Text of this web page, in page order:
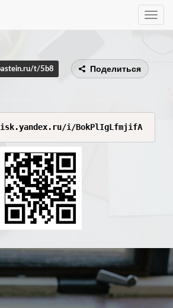
Toggle
t/5b8 Поделиться
i/BokPlIgLfmjifA